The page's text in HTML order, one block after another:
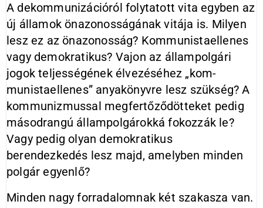
A dekommunizációról folytatott vi­ta egyben az
új államok önazonossá­gának vitája is. Milyen
lesz ez az ön­azonosság? Kommunistaellenes
vagy demokratikus? Vajon az állampolgári
jogok teljességének élvezéséhez „kom­
munistaellenes” anyakönyvre lesz szükség? A
kom­munizmussal megfertőződötteket pedig
másodrangú állampolgá­rokká fokoz­zák le?
Vagy pedig olyan demokratikus
berendezkedés lesz majd, amelyben minden
polgár egyenlő?
Minden nagy forradalomnak két szakasza van.